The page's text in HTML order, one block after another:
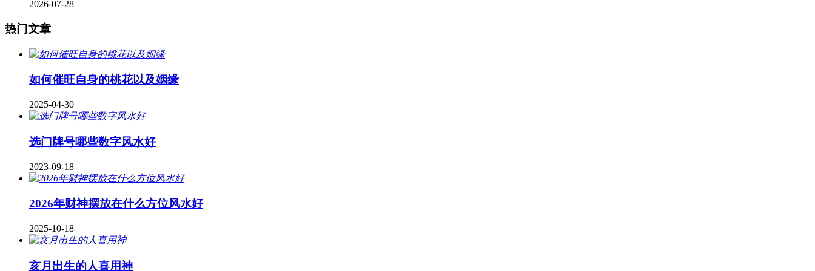
2026-07-28
热门文章
如何催旺自身的桃花以及姻缘
2025-04-30
​选门牌号哪些数字风水好
2023-09-18
2026年财神摆放在什么方位风水好
2025-10-18
亥月出生的人喜用神